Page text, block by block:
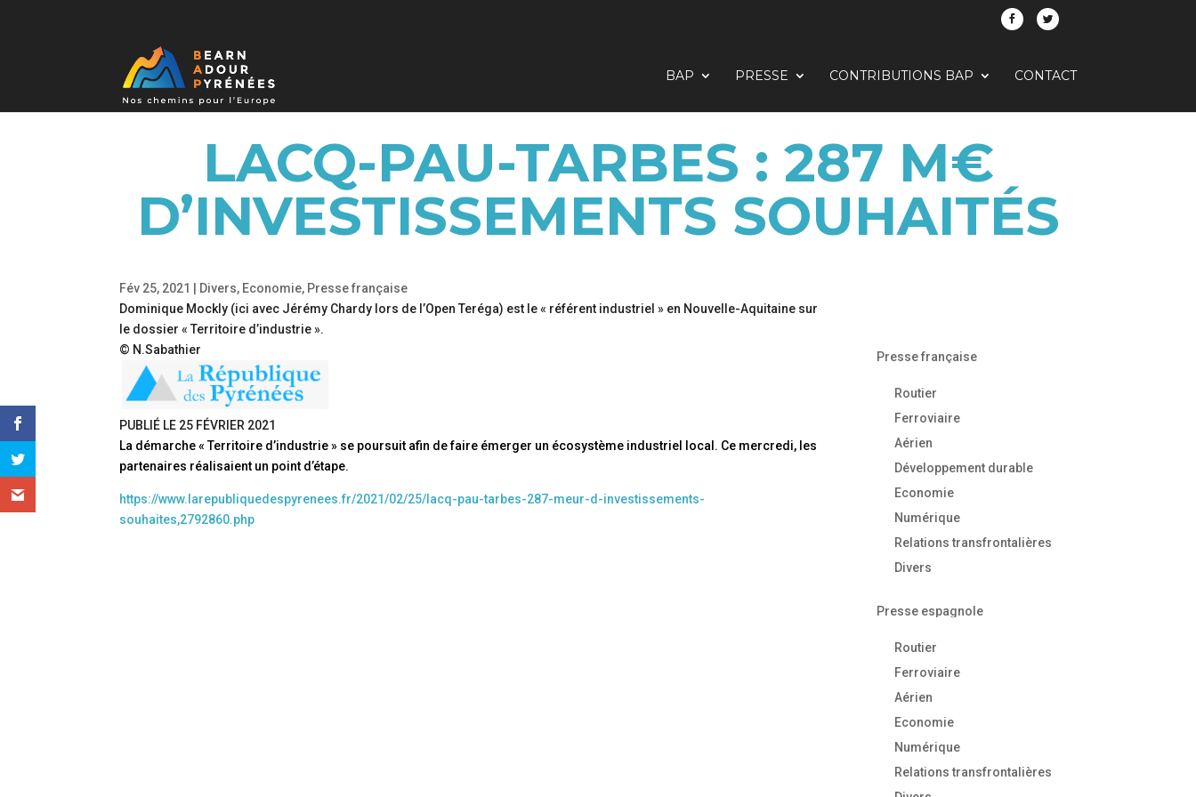
BAP PRESSE CONTRIBUTIONS BAP CONTACT
LACQ-PAU-TARBES : 287 M€
D’INVESTISSEMENTS SOUHAITÉS
Fév 25, 2021 Divers, Economie, Presse française
Dominique Mockly (ici avec Jérémy Chardy lors de l’Open Teréga) est le « référent industriel » en Nouvelle-Aquitaine sur
le dossier « Territoire d’industrie ».
© N.Sabathier
PUBLIÉ LE 25 FÉVRIER 2021
La démarche « Territoire d’industrie » se poursuit afin de faire émerger un écosystème industriel local. Ce mercredi, les
partenaires réalisaient un point d’étape.
https://www.larepubliquedespyrenees.fr/2021/02/25/lacq-pau-tarbes-287-meur-d-investissements-
souhaites,2792860.php
Presse française
Routier
Ferroviaire
Aérien
Développement durable
Economie
Numérique
Relations transfrontalières
Divers
Presse espagnole
Routier
Ferroviaire
Aérien
Economie
Numérique
Relations transfrontalières